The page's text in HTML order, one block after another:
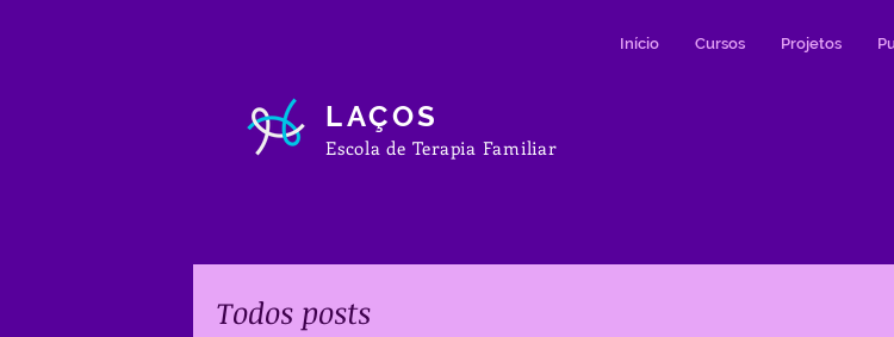
Início Cursos Projetos
LAÇOS
Escola de Terapia Familiar
Todos posts